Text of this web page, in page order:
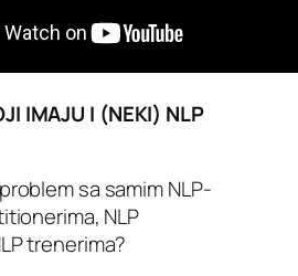
IMAJU I (NEKI) NLP
sa samim NLP-
NLP
trenerima?